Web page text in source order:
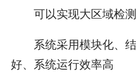
可以实现大区域检测
系统采用模块化、结
好、系统运行效率高